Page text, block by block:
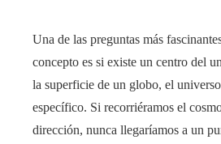
Una de las preguntas más
concepto es si existe un centro del
la superficie de un globo, el
específico. Si recorriéramos el
dirección, nunca llegaríamos a un